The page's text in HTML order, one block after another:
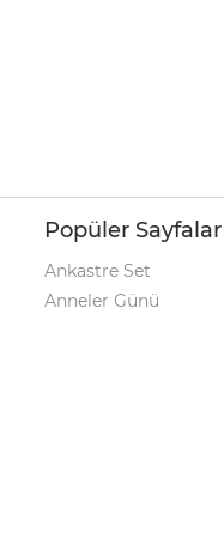
Popüler Sayfalar
Ankastre Set
Anneler Günü